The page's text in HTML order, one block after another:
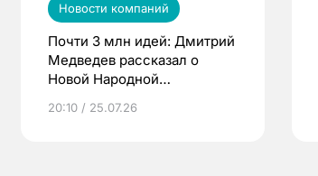
Новости компаний
Почти 3 млн идей: Дмитрий
Медведев рассказал о
Новой Народной
20:10 / 25.07.26